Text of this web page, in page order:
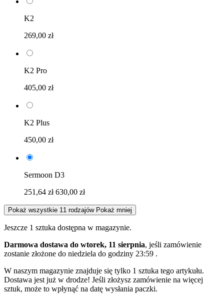
K2
269,00 zł
K2 Pro
405,00 zł
K2 Plus
450,00 zł
Sermoon D3
251,64 zł630,00 zł
Pokaż wszystkie 11 rodzajów Pokaż mniej
Jeszcze 1 sztuka dostępna w magazynie.
Darmowa dostawa do wtorek, 11 sierpnia, jeśli zamówienie
zostanie złożone do niedziela do godziny 23:59 .
W naszym magazynie znajduje się tylko 1 sztuka tego artykułu.
Dostawa jest już w drodze! Jeśli złożysz zamówienie na więcej
sztuk, może to wpłynąć na datę wysłania paczki.